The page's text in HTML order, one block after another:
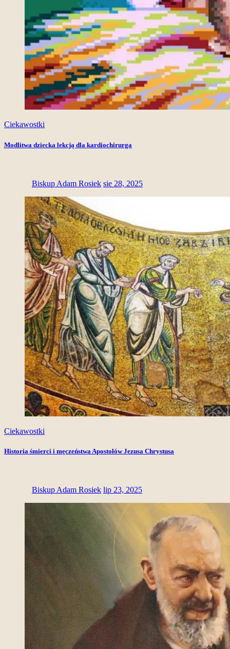
Ciekawostki
Modlitwa dziecka lekcją dla kardiochirurga
Biskup Adam Rosiek sie 28, 2025
Ciekawostki
Historia śmierci i męczeństwa Apostołów Jezusa Chrystusa
Biskup Adam Rosiek lip 23, 2025